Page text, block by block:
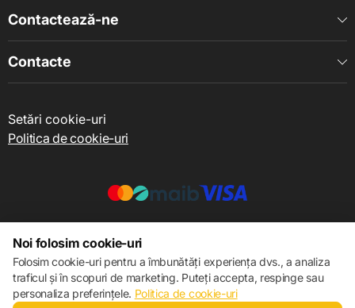
Contactează-ne
Contacte
Setări cookie-uri
Politica de cookie-uri
Noi folosim cookie-uri
Folosim cookie-uri pentru a îmbunătăți experiența dvs., a analiza
traficul și în scopuri de marketing. Puteți accepta, respinge sau
personaliza preferințele. Politica de cookie-uri